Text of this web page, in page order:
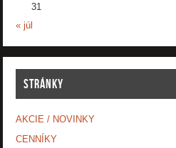
31
« júl
STRÁNKY
AKCIE / NOVINKY
CENNÍKY